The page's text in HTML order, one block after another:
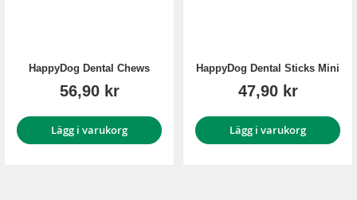
HappyDog Dental Chews
56,90 kr
Lägg i varukorg
HappyDog Dental Sticks Mini
47,90 kr
Lägg i varukorg